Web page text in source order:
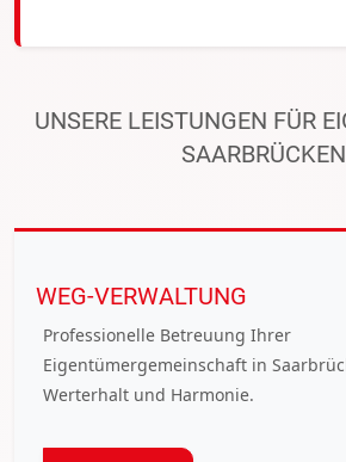
UNSERE LEISTUNGEN FÜR
SAARBRÜCKEN
WEG-VERWALTUNG
Professionelle Betreuung Ihrer
Eigentümergemeinschaft in
Werterhalt und Harmonie.